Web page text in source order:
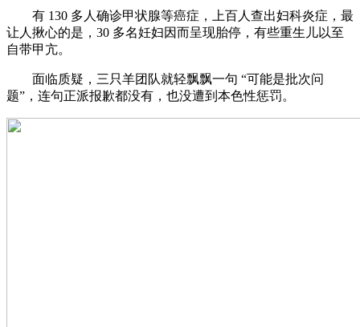
有 130 多人确诊甲状腺等癌症，上百人查出妇科炎症，最
让人揪心的是，30 多名妊妇因而呈现胎停，有些重生儿以至
自带甲亢。
面临质疑，三只羊团队就轻飘飘一句 “可能是批次问
题”，连句正派报歉都没有，也没遭到本色性惩罚。